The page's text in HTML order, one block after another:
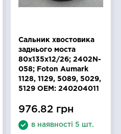
Сальник хвостовика
заднього моста
80х135х12/26; 2402N-
058; Foton Aumark
1128, 1129, 5089, 5029,
5129 OEM: 240204011
976.82 грн
в наявності 5 шт.